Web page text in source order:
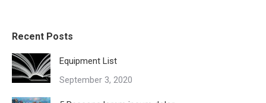
Recent Posts
Equipment List
September 3, 2020